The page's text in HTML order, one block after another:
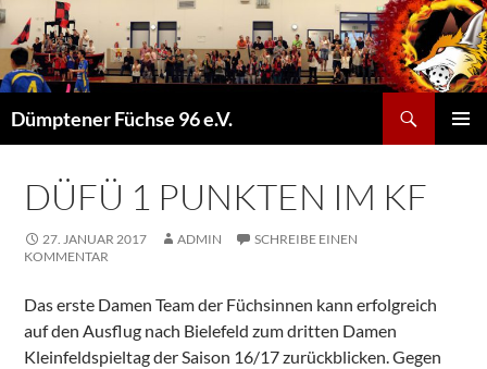
Dümptener Füchse 96 e.V.
SPRINGEN
DÜFÜ 1 PUNKTEN IM KF
27. JANUAR 2017 ADMIN
SCHREIBE EINEN
KOMMENTAR
Das erste Damen Team der Füchsinnen kann erfolgreich
auf den Ausflug nach Bielefeld zum dritten Damen
Kleinfeldspieltag der Saison 16/17 zurückblicken. Gegen